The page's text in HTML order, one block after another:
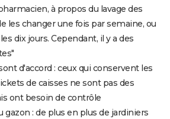
à propos du lavage des
les changer une fois par semaine, ou
dix jours. Cependant, il y a des
d'accord : ceux qui conservent les
de caisses ne sont pas des
ont besoin de contrôle
gazon : de plus en plus de jardiniers